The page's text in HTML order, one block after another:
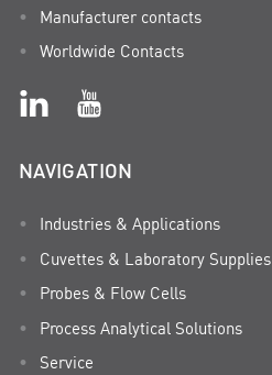
Manufacturer contacts
Worldwide Contacts
NAVIGATION
Industries & Applications
Cuvettes & Laboratory Supplies
Probes & Flow Cells
Process Analytical Solutions
Service